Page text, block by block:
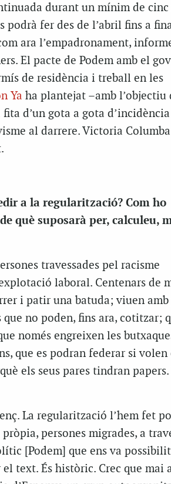
durant un mínim de cinc
podrà fer des de l’abril fins a
ara l’empadronament,
El pacte de Podem amb el
de residència i treball en les
Ya ha plantejat –amb l’objectiu
d’un gota a gota d’incidència
al darrere. Victoria
a la regularització? Com ho
què suposarà per, calculeu,
travessades pel racisme
laboral. Centenars de
i patir una batuda; viuen
no poden, fins ara, cotitzar;
només engreixen les
que es podran federar si volen
els seus pares tindran
La regularització l’hem fet
persones migrades, a
[Podem] que ens va
text. És històric. Crec que mai